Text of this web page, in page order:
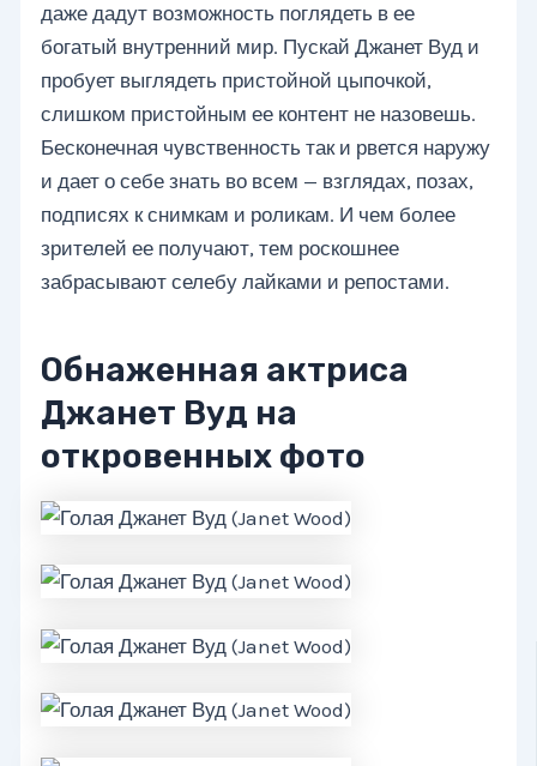
даже дадут возможность поглядеть в ее
богатый внутренний мир. Пускай Джанет Вуд и
пробует выглядеть пристойной цыпочкой,
слишком пристойным ее контент не назовешь.
Бесконечная чувственность так и рвется наружу
и дает о себе знать во всем — взглядах, позах,
подписях к снимкам и роликам. И чем более
зрителей ее получают, тем роскошнее
забрасывают селебу лайками и репостами.
Обнаженная актриса
Джанет Вуд на
откровенных фото